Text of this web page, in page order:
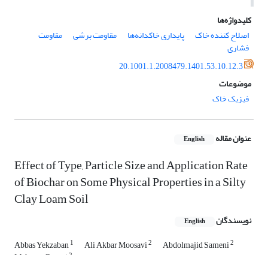
کلیدواژه‌ها
اصلاح کننده خاک
پایداری خاکدانه‌ها مقاومت برشی مقاومت
فشاری
20.1001.1.2008479.1401.53.10.12.3
موضوعات
فیزیک خاک
عنوان مقاله English
Effect of Type, Particle Size and Application Rate
of Biochar on Some Physical Properties in a Silty
Clay Loam Soil
نویسندگان English
Abbas Yekzaban1 Ali Akbar Moosavi2 Abdolmajid Sameni2